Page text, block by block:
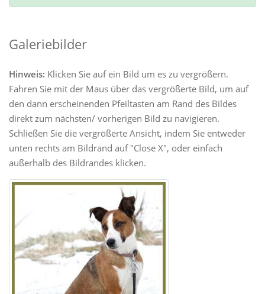
Galeriebilder
Hinweis: Klicken Sie auf ein Bild um es zu vergrößern.
Fahren Sie mit der Maus über das vergrößerte Bild, um auf
den dann erscheinenden Pfeiltasten am Rand des Bildes
direkt zum nächsten/ vorherigen Bild zu navigieren.
Schließen Sie die vergrößerte Ansicht, indem Sie entweder
unten rechts am Bildrand auf "Close X", oder einfach
außerhalb des Bildrandes klicken.